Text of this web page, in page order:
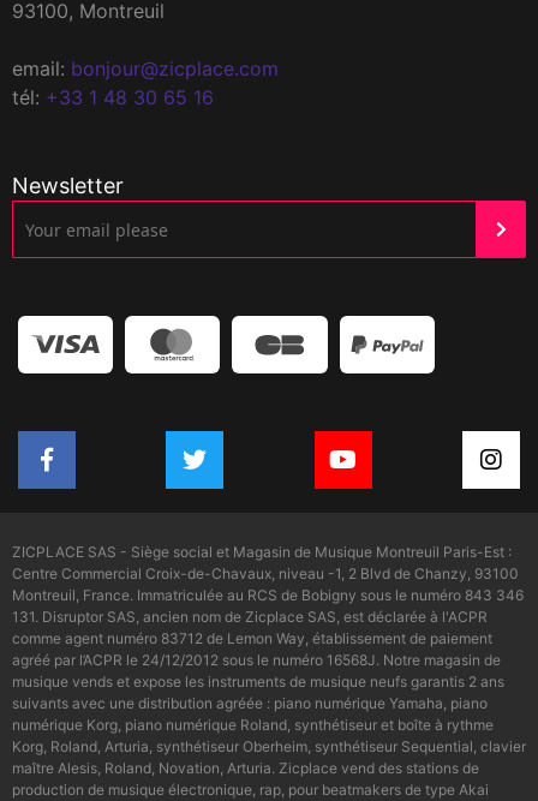
93100, Montreuil
email: bonjour@zicplace.com
tél: +33 1 48 30 65 16
Newsletter
ZICPLACE SAS - Siège social et Magasin de Musique Montreuil Paris-Est :
Centre Commercial Croix-de-Chavaux, niveau -1, 2 Blvd de Chanzy, 93100
Montreuil, France. Immatriculée au RCS de Bobigny sous le numéro 843 346
131. Disruptor SAS, ancien nom de Zicplace SAS, est déclarée à l'ACPR
comme agent numéro 83712 de Lemon Way, établissement de paiement
agréé par l’ACPR le 24/12/2012 sous le numéro 16568J. Notre magasin de
musique vends et expose les instruments de musique neufs garantis 2 ans
suivants avec une distribution agréée : piano numérique Yamaha, piano
numérique Korg, piano numérique Roland, synthétiseur et boîte à rythme
Korg, Roland, Arturia, synthétiseur Oberheim, synthétiseur Sequential, clavier
maître Alesis, Roland, Novation, Arturia. Zicplace vend des stations de
production de musique électronique, rap, pour beatmakers de type Akai